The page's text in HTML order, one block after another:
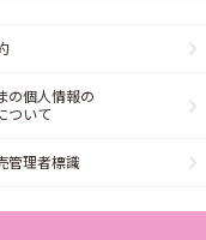
の個人情報の
ついて
管理者標識